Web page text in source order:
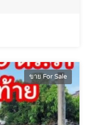
ขาย For Sale